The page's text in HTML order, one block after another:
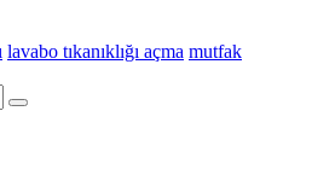
lavabo tıkanıklığı açma mutfak